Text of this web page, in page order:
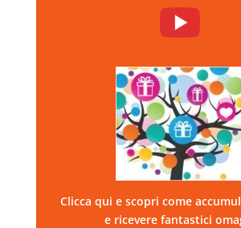
Clicca qui e scopri come
e ricevere fantastici